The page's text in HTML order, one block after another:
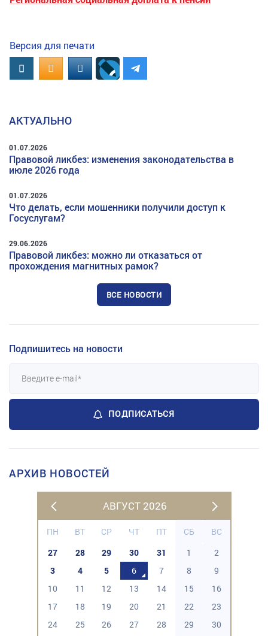
Версия для печати
ВконтактеOK.RUMAIL.RU
АКТУАЛЬНО
01.07.2026
Правовой ликбез: изменения законодательства в
июле 2026 года
01.07.2026
Что делать, если мошенники получили доступ к
Госуслугам?
29.06.2026
Правовой ликбез: можно ли отказаться от
прохождения магнитных рамок?
ВСЕ НОВОСТИ
Подпишитесь на новости
ПОДПИСАТЬСЯ
АРХИВ НОВОСТЕЙ
АВГУСТ 2026
ПН ВТ СР ЧТ ПТ СБ
ВС
27
28 29 30 31 1
2
3
4 5 6 7 8
9
10
11 12 13 14 15
16
17
18 19 20 21 22
23
24
25 26 27 28 29
30